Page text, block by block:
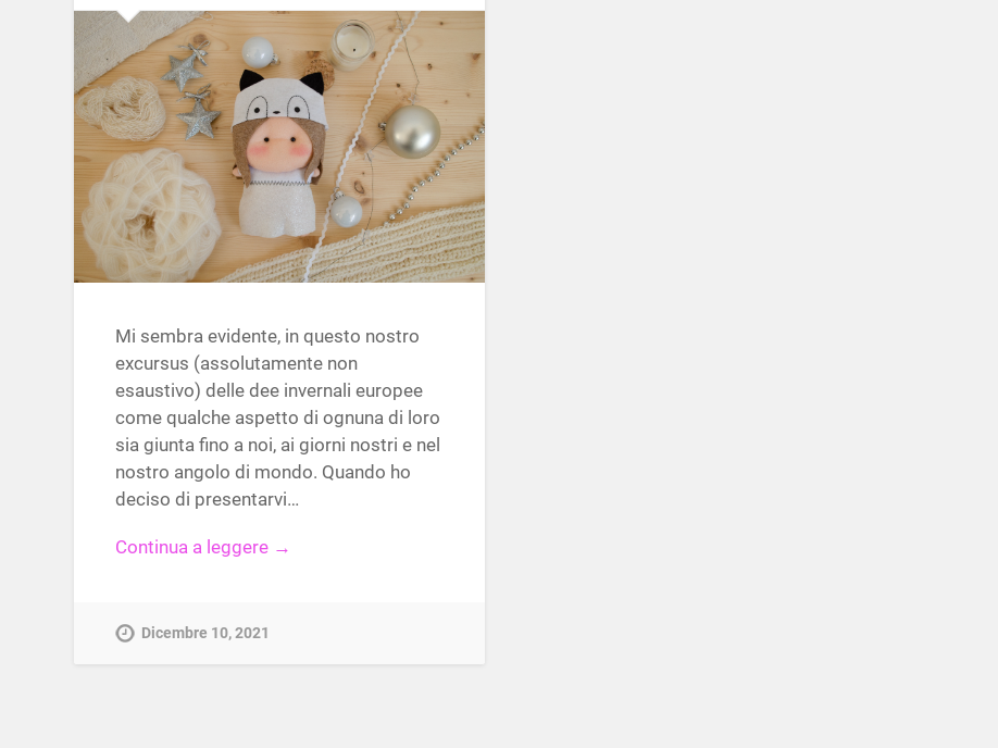
Mi sembra evidente, in questo nostro
excursus (assolutamente non
esaustivo) delle dee invernali europee
come qualche aspetto di ognuna di loro
sia giunta fino a noi, ai giorni nostri e nel
nostro angolo di mondo. Quando ho
deciso di presentarvi…
Continua a leggere →
Dicembre 10, 2021